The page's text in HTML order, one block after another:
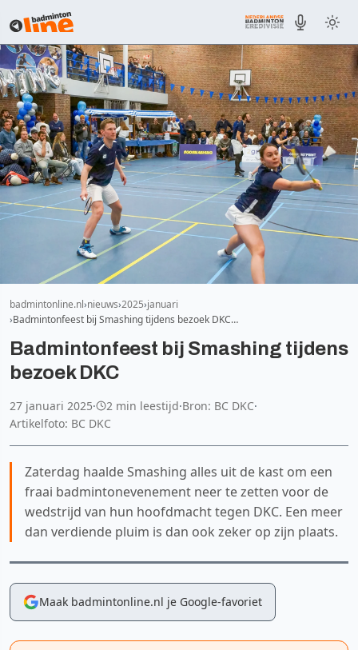
badmintonline.nl nieuws 2025 januari
Badmintonfeest bij Smashing tijdens bezoek DKC…
Badmintonfeest bij Smashing tijdens
bezoek DKC
27 januari 2025· 2 min leestijd·Bron: BC DKC·
Artikelfoto: BC DKC
Zaterdag haalde Smashing alles uit de kast om een
fraai badmintonevenement neer te zetten voor de
wedstrijd van hun hoofdmacht tegen DKC. Een meer
dan verdiende pluim is dan ook zeker op zijn plaats.
Maak badmintonline.nl je Google-favoriet